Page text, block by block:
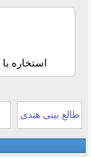
استخاره
طالع بینی هندی